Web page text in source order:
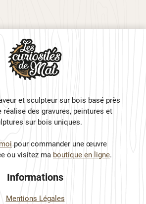
et sculpteur sur bois basé près
réalise des gravures, peintures et
sur bois uniques.
pour commander une œuvre
ou visitez ma boutique en ligne.
Informations
Mentions Légales